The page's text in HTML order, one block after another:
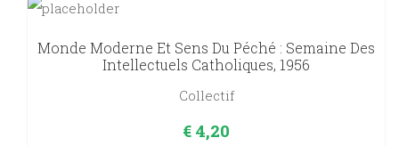
Monde Moderne Et Sens Du Péché : Semaine Des
Intellectuels Catholiques, 1956
Collectif
€ 4,20